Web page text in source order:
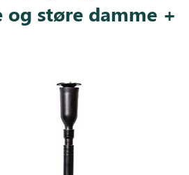
og støre damme +